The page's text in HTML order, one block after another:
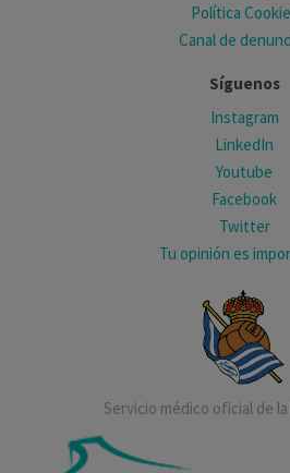
Política
Canal de
Síguenos
Instagram
LinkedIn
Youtube
Facebook
Twitter
Tu opinión es
Servicio médico oficial de